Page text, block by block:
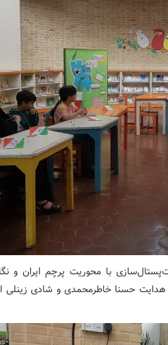
با محوریت پرچم ایران و
هدایت حسنا خاطرمحمدی و شادی زینلی